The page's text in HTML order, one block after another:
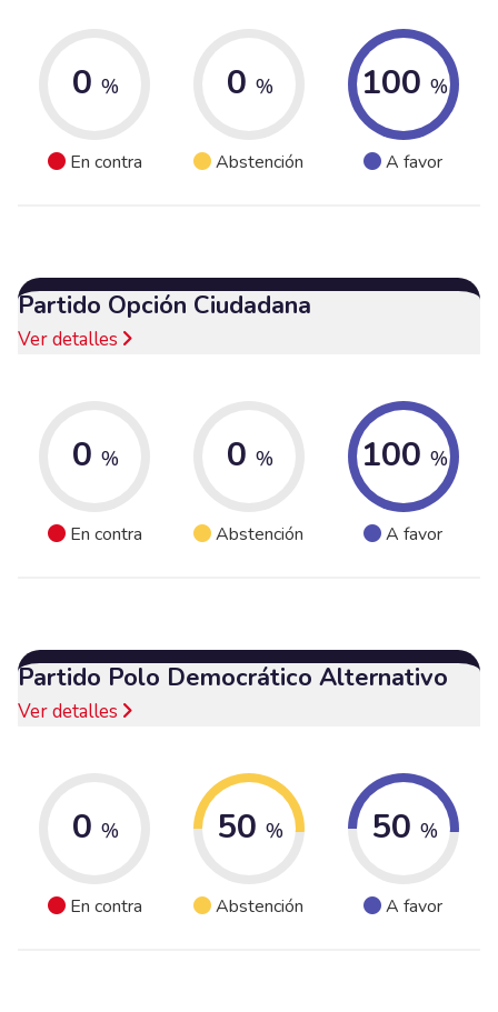
0 %
En contra
0 %
Abstención
100 %
A favor
Partido Opción Ciudadana
Ver detalles
0 %
En contra
0 %
Abstención
100 %
A favor
Partido Polo Democrático Alternativo
Ver detalles
0 %
En contra
50 %
Abstención
50 %
A favor